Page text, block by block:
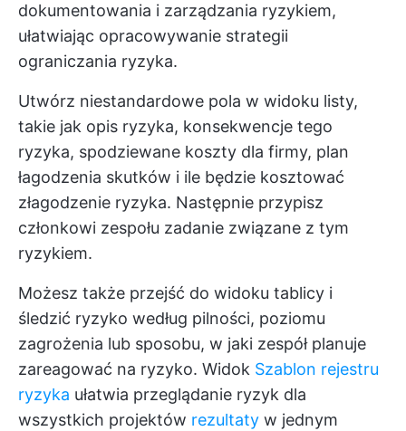
dokumentowania i zarządzania ryzykiem,
ułatwiając opracowywanie strategii
ograniczania ryzyka.
Utwórz niestandardowe pola w widoku listy,
takie jak opis ryzyka, konsekwencje tego
ryzyka, spodziewane koszty dla firmy, plan
łagodzenia skutków i ile będzie kosztować
złagodzenie ryzyka. Następnie przypisz
członkowi zespołu zadanie związane z tym
ryzykiem.
Możesz także przejść do widoku tablicy i
śledzić ryzyko według pilności, poziomu
zagrożenia lub sposobu, w jaki zespół planuje
zareagować na ryzyko. Widok Szablon rejestru
ryzyka ułatwia przeglądanie ryzyk dla
wszystkich projektów rezultaty w jednym